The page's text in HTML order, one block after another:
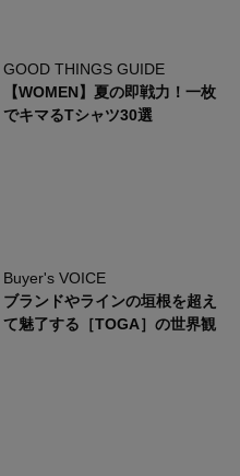
GOOD THINGS GUIDE
【WOMEN】夏の即戦力！一枚
でキマるTシャツ30選
Buyer's VOICE
ブランドやラインの垣根を超え
て魅了する［TOGA］の世界観